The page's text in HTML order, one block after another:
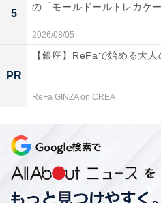
5
の「モールドールトレカケ
2026/08/05
PR
【銀座】ReFaで始める大
ReFa GINZA on CREA